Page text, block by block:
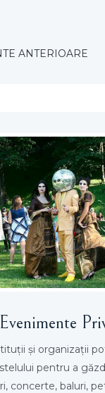
ANTERIOARE
Evenimente
şi organizaţii
pentru a
concerte, baluri,